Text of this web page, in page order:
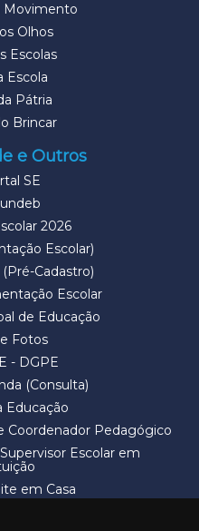
Movimento
Olhos
Escolas
Escola
Pátria
Brincar
e Outros
SE
2026
Escolar)
Cadastro)
Escolar
de Educação
Fotos
- DGPE
(Consulta)
Educação
Coordenador Pedagógico
Escolar em
em Casa